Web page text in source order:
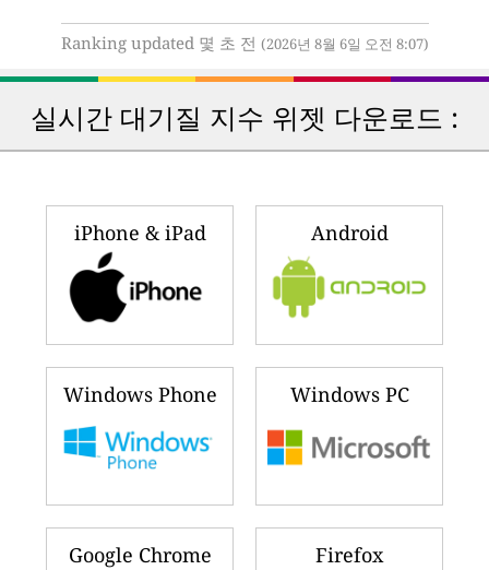
Ranking updated 몇 초 전 (2026년 8월 6일 오전 8:07)
실시간 대기질 지수 위젯 다운로드 :
iPhone & iPad Android
Windows Phone Windows PC
Google Chrome Firefox